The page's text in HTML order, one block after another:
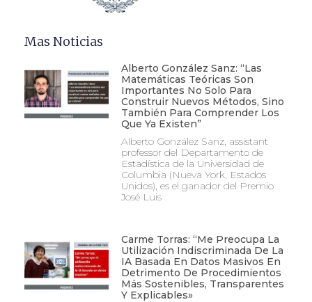
Mas Noticias
Alberto González Sanz: “Las
Matemáticas Teóricas Son
Importantes No Solo Para
Construir Nuevos Métodos, Sino
También Para Comprender Los
Que Ya Existen”
Alberto González Sanz, assistant
professor del Departamento de
Estadística de la Universidad de
Columbia (Nueva York, Estados
Unidos), es el ganador del Premio
José Luis
Carme Torras: “Me Preocupa La
Utilización Indiscriminada De La
IA Basada En Datos Masivos En
Detrimento De Procedimientos
Más Sostenibles, Transparentes
Y Explicables»